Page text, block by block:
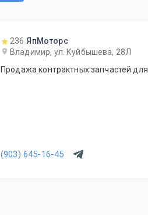
236 ЯпМоторс
Владимир, ул. Куйбышева, 28Л
Продажа контрактных запчастей
(903) 645-16-45